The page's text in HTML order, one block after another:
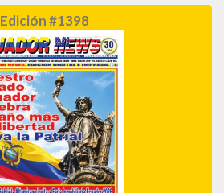
Edición #1398